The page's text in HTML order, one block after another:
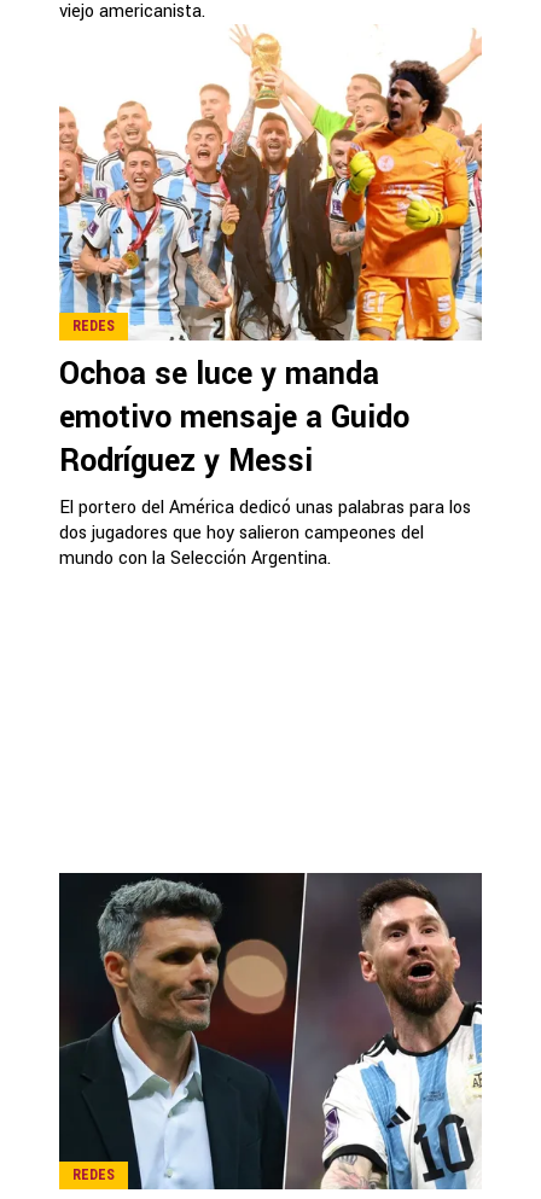
viejo americanista.
REDES
Ochoa se luce y manda
emotivo mensaje a Guido
Rodríguez y Messi
El portero del América dedicó unas palabras para los
dos jugadores que hoy salieron campeones del
mundo con la Selección Argentina.
REDES